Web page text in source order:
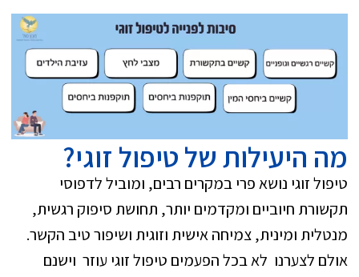
מה היעילות של טיפול זוגי?
טיפול זוגי נושא פרי במקרים רבים, ומוביל לדפוסי
תקשורת חיוביים ומקדמים יותר, תחושת סיפוק רגשית,
מנטלית ומינית, צמיחה אישית וזוגית ושיפור טיב הקשר.
אולם לצערנו לא בכל הפעמים טיפול זוגי עוזר וישנם